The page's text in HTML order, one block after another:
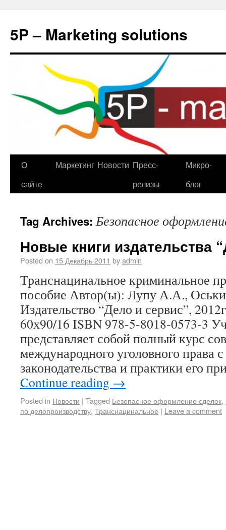
5P – Marketing solutions
О
сайте
Маркетинг Новости Пресс-
релизы
Микро-
блог
Tag Archives:Безопасное
Новые книги издательства
Posted on 15 Декабрь 2011 byadmin
Транснацинальное криминальное
пособие Автор(ы): Лупу А.А.,
Издательство “Дело и сервис”,
60х90/16 ISBN 978-5-8018-0573-3
представляет собой полный курс
международного уголовного права
законодательства и практики его
Continue reading →
Posted in Новости | Tagged Безопасное оформление сделок,
по делопроизводству, Транснацинальное | Leave a comment